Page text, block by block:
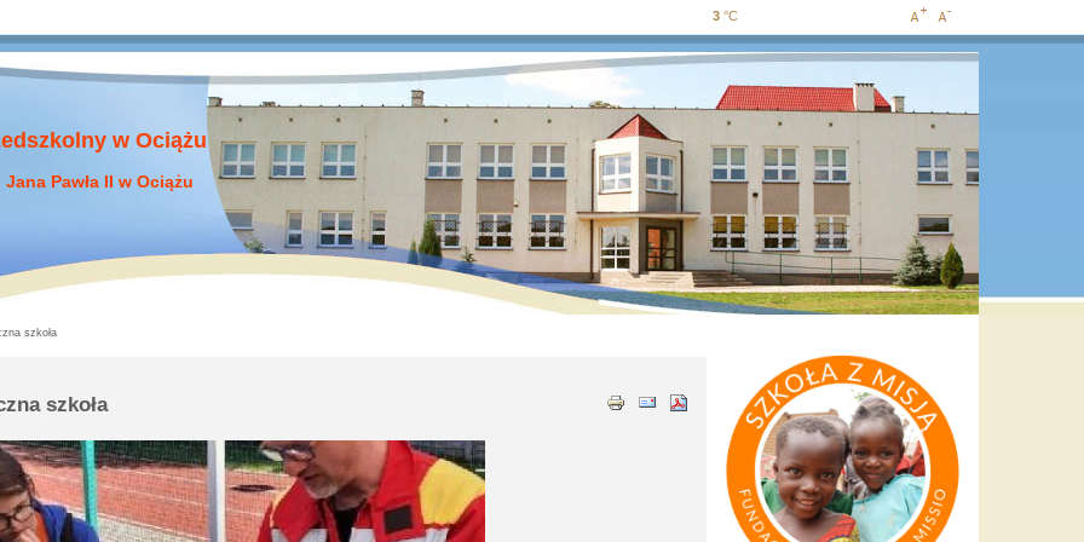
3 °C Increase
font size
Decrease
font size
w Ociążu
Pawła II w Ociążu
szkoła
szkoła